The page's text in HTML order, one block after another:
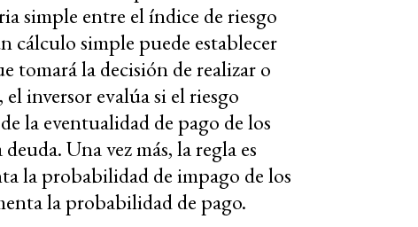
simple entre el índice de riesgo
cálculo simple puede establecer
tomará la decisión de realizar o
inversor evalúa si el riesgo
la eventualidad de pago de los
Una vez más, la regla es
la probabilidad de impago de los
la probabilidad de pago.